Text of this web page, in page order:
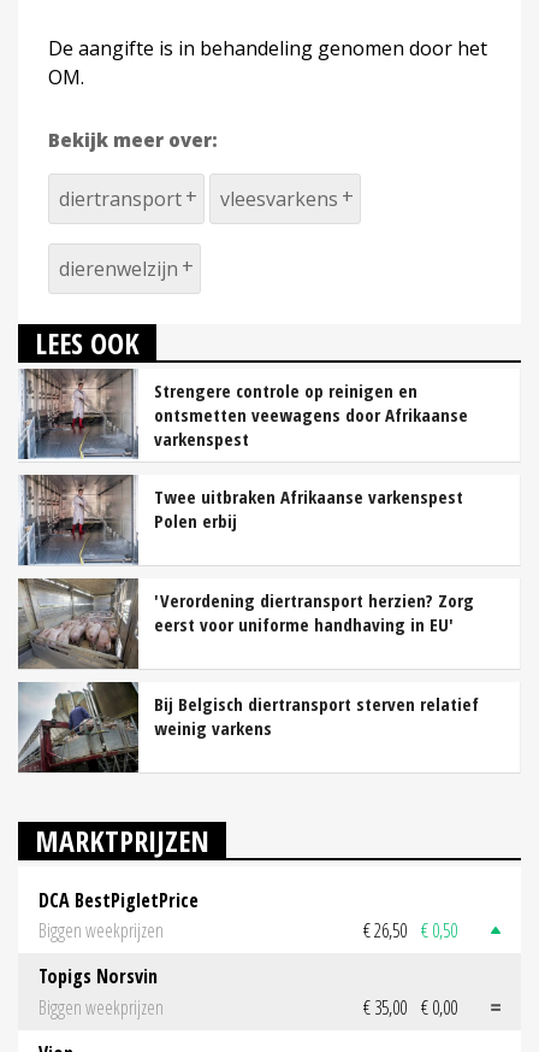
De aangifte is in behandeling genomen door het
OM.
Bekijk meer over:
diertransport vleesvarkens
dierenwelzijn
LEES OOK
Strengere controle op reinigen en
ontsmetten veewagens door Afrikaanse
varkenspest
Twee uitbraken Afrikaanse varkenspest
Polen erbij
'Verordening diertransport herzien? Zorg
eerst voor uniforme handhaving in EU'
Bij Belgisch diertransport sterven relatief
weinig varkens
MARKTPRIJZEN
DCA BestPigletPrice
Biggen weekprijzen
€ 26,50 € 0,50
Topigs Norsvin
Biggen weekprijzen
€ 35,00 € 0,00